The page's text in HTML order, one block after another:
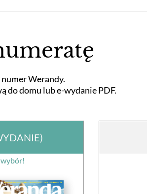
Werandy.
do domu lub e-wydanie PDF.